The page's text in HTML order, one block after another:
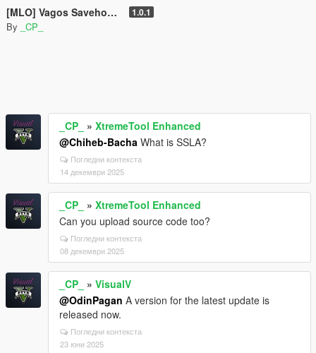
[MLO] Vagos Savehouse Interior [Add-On SP / FiveM] 1.0.1
By _CP_
_CP_ » XtremeTool Enhanced
@Chiheb-Bacha What is SSLA?
Погледни контекста
14 декември 2025
_CP_ » XtremeTool Enhanced
Can you upload source code too?
Погледни контекста
08 декември 2025
_CP_ » VisualV
@OdinPagan A version for the latest update is
released now.
Погледни контекста
23 юни 2025